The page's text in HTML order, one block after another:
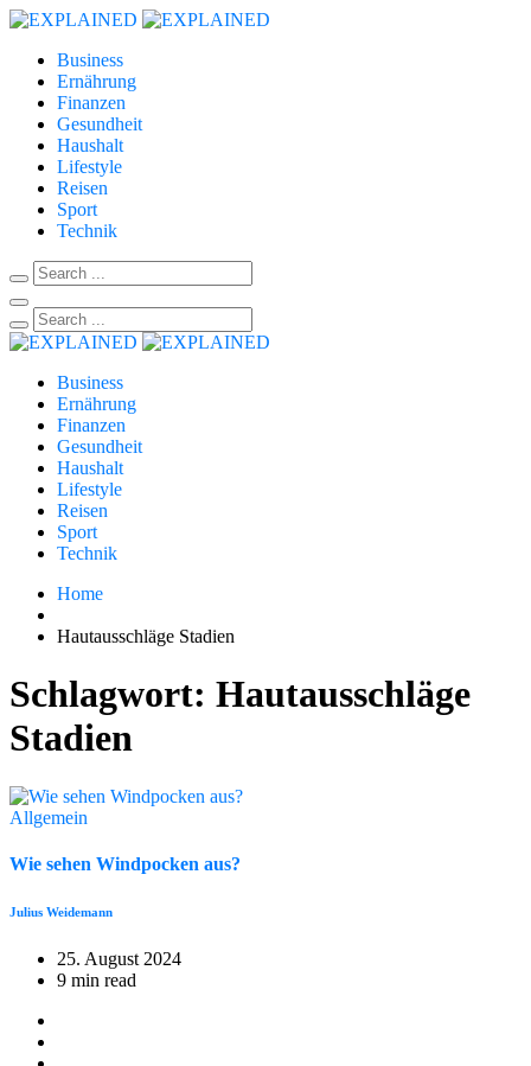
Business
Ernährung
Finanzen
Gesundheit
Haushalt
Lifestyle
Reisen
Sport
Technik
Business
Ernährung
Finanzen
Gesundheit
Haushalt
Lifestyle
Reisen
Sport
Technik
Home
Hautausschläge Stadien
Schlagwort: Hautausschläge
Stadien
Allgemein
Wie sehen Windpocken aus?
Julius Weidemann
25. August 2024
9 min read